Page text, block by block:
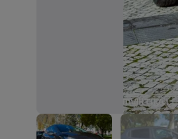
Imagem 1 de 24